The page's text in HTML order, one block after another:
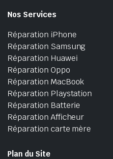
Nos Services
Réparation iPhone
Réparation Samsung
Réparation Huawei
Réparation Oppo
Réparation MacBook
Réparation Playstation
Réparation Batterie
Réparation Afficheur
Réparation carte mère
Plan du Site